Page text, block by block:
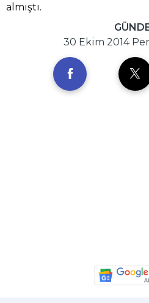
almıştı.
30 Ekim 2014